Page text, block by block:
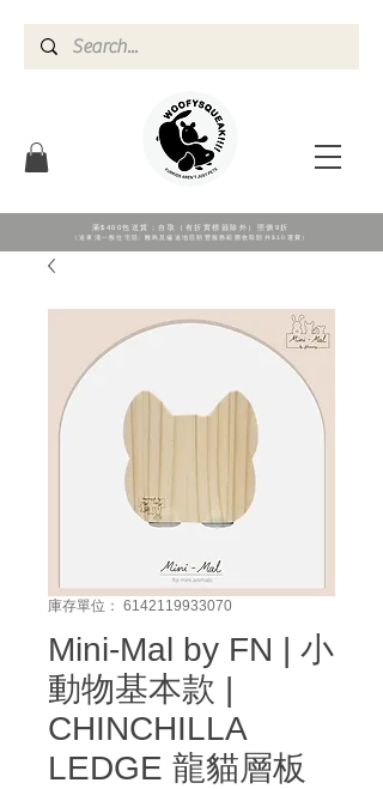
滿$400包送貨；自取（有折實標籖除外）照價9折
（送東涌一般住宅區; 離島及偏遠地區順豐服務範圍收取額外$10運費）
庫存單位： 6142119933070
Mini-Mal by FN | 小
動物基本款 |
CHINCHILLA
LEDGE 龍貓層板